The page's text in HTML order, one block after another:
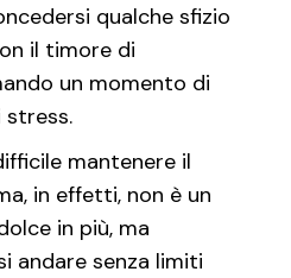
qualche sfizio
il timore di
un momento di
stress.
mantenere il
in effetti, non è un
in più, ma
andare senza limiti